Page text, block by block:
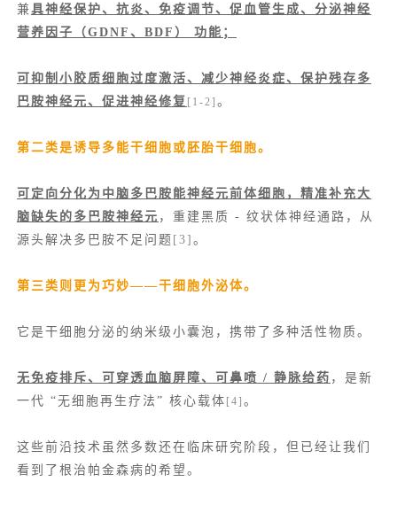
兼具神经保护、抗炎、免疫调节、促血管生成、分泌神经
营养因子（GDNF、BDF） 功能；
可抑制小胶质细胞过度激活、减少神经炎症、保护残存多
巴胺神经元、促进神经修复 [1-2] 。
第二类是诱导多能干细胞或胚胎干细胞。
可定向分化为中脑多巴胺能神经元前体细胞，精准补充大
脑缺失的多巴胺神经元 ，重建黑质 - 纹状体神经通路，从
源头解决多巴胺不足问题 [3] 。
第三类则更为巧妙——干细胞外泌体。
它是干细胞分泌的纳米级小囊泡，携带了多种活性物质。
无免疫排斥、可穿透血脑屏障、可鼻喷 / 静脉给药 ，是新
一代 “无细胞再生疗法” 核心载体 [4] 。
这些前沿技术虽然多数还在临床研究阶段，但已经让我们
看到了根治帕金森病的希望。